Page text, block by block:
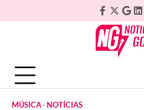
to
Facebook
Twitter
Plus
MÚSICA NOTÍCIAS